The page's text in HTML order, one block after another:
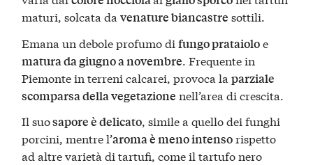
maturi, solcata davenature biancastre sottili​.
Emana un debole profumo difungo prataioloe
matura da giugno a novembre . Frequente in
Piemonte in terreni calcarei, provoca laparziale
scomparsa della vegetazione nell’area di crescita.
Il suosapore è delicato, simile a quello dei funghi
porcini, mentre l’aroma è meno intensorispetto
ad altre varietà di tartufi, come il tartufo nero